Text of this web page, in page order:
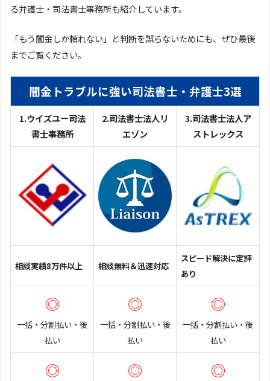
る弁護士・司法書士事務所も紹介しています。
「もう闇金しか頼れない」と判断を誤らないためにも、ぜひ最後
までご覧ください。
闇金トラブルに強い司法書士・弁護士3選
1.ウイズユー司法
書士事務所
2.司法書士法人リ
エゾン
3.司法書士法人ア
ストレックス
相談実績8万件以上 相談無料＆迅速対応
スピード解決に定評
あり
◎
一括・分割払い・後
払い
◎
一括・分割払い・後
払い
◎
一括・分割払い・後
払い
◎ ◎ ◎